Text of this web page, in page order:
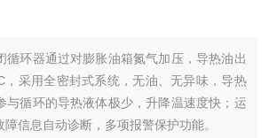
循环器通过对膨胀油箱氮气加压，导热油出
，采用全密封式系统，无油、无异味，导热
与循环的导热液体极少，升降温速度快；运
信息自动诊断，多项报警保护功能。